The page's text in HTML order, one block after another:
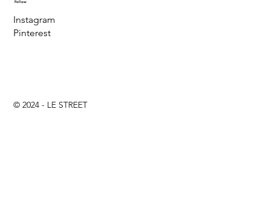
Follow
Instagram
Pinterest
© 2024 - LE STREET